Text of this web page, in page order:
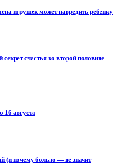
игрушек может навредить ребенку
счастья во второй половине
16 августа
(и почему больно — не значит